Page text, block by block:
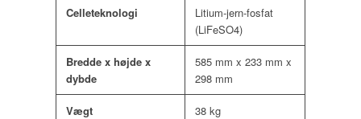
Celleteknologi
Litium-jern-fosfat
(LiFeSO4)
Bredde x højde x
dybde
585 mm x 233 mm x
298 mm
Vægt 38 kg